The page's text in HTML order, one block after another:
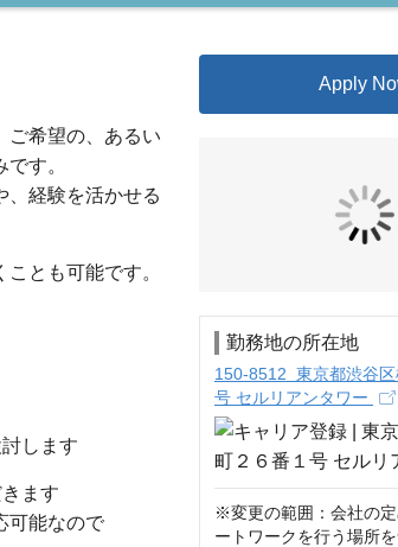
ご希望の、あるい
す。
、経験を活かせる
とも可能です。
します
ます
能なので
Apply
勤務地の所在地
150-8512 東京都渋谷区
号 セルリアンタワー
※変更の範囲：会社の
ートワークを行う場所を